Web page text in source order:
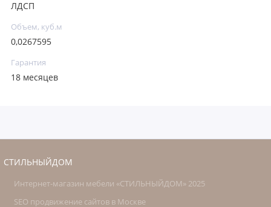
ЛДСП
Объем, куб.м
0,0267595
Гарантия
18 месяцев
СТИЛЬНЫЙДОМ
Интернет-магазин мебели «СТИЛЬНЫЙДОМ» 2025
SEO продвижение сайтов в Москве